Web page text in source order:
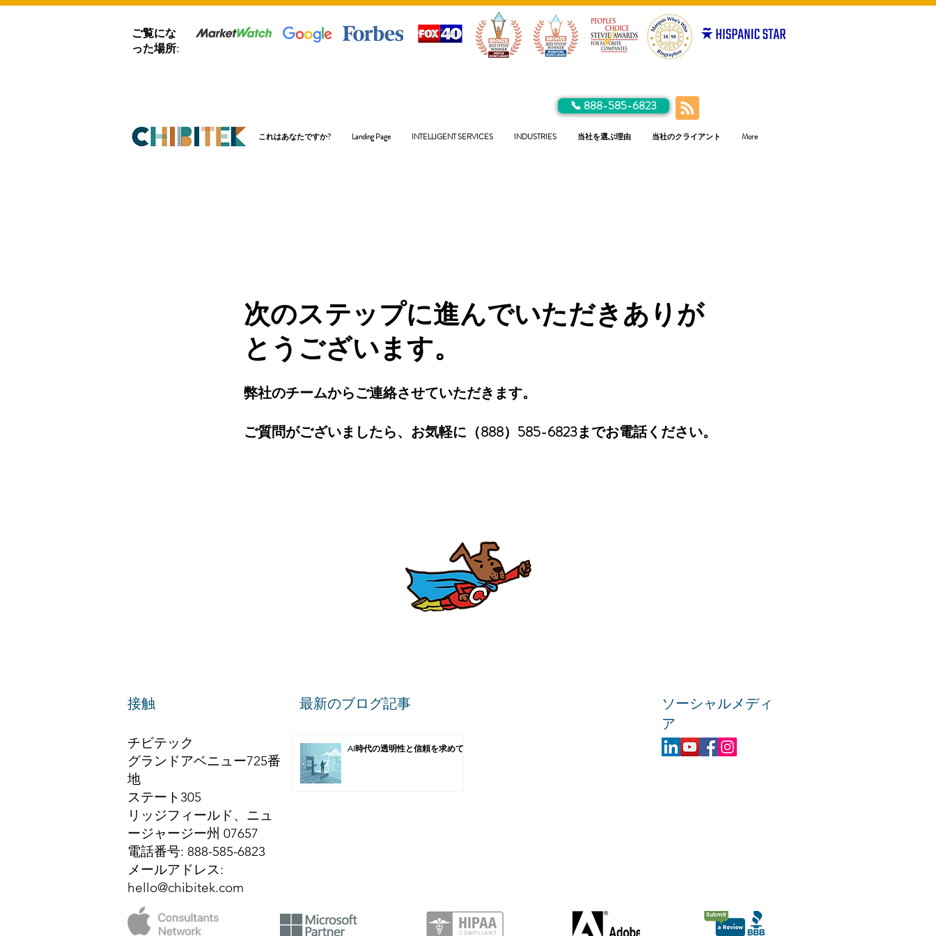
ご覧にな
った場所:
📞 888-585-6823
これはあなたですか? Landing Page INTELLIGENT SERVICES INDUSTRIES 当社を選ぶ理由 当社のクライアント More
次のステップに進んでいただきありが
とうございます。
弊社のチームからご連絡させていただきます。
ご質問がございましたら、お気軽に（888）585-6823までお電話ください。
接触
チビテック
グランドアベニュー725番
地
ステート305
リッジフィールド、ニュ
ージャージー州 07657
電話番号: 888-585-6823
メールアドレス:
hello@chibitek.com
最新のブログ記事
AI時代の透明性と信頼を求めて
ソーシャルメディ
ア